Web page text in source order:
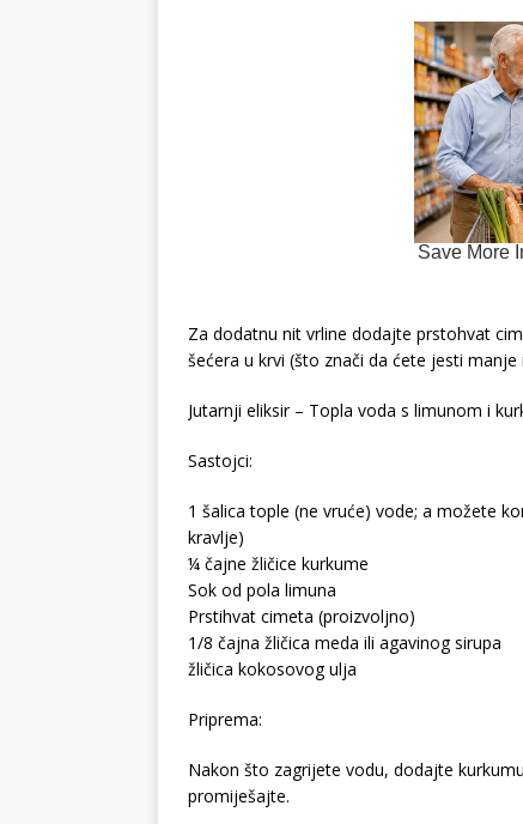
Za dodatnu nit vrline dodajte prstohvat
šećera u krvi (što znači da ćete jesti
Jutarnji eliksir – Topla voda s limunom i
Sastojci:
1 šalica tople (ne vruće) vode; a možete
kravlje)
¼ čajne žličice kurkume
Sok od pola limuna
Prstihvat cimeta (proizvoljno)
1/8 čajna žličica meda ili agavinog sirupa
žličica kokosovog ulja
Priprema:
Nakon što zagrijete vodu, dodajte
promiješajte.